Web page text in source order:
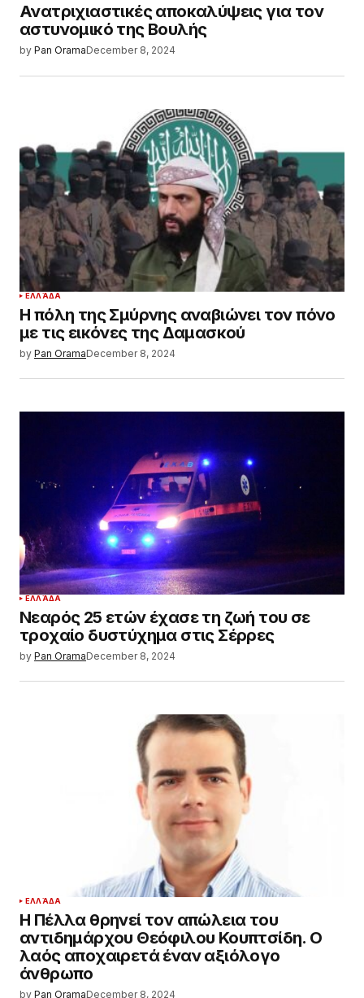
Ανατριχιαστικές αποκαλύψεις για τον
αστυνομικό της Βουλής
by Pan OramaDecember 8, 2024
ΕΛΛΆΔΑ
Η πόλη της Σμύρνης αναβιώνει τον πόνο
με τις εικόνες της Δαμασκού
by Pan OramaDecember 8, 2024
ΕΛΛΆΔΑ
Νεαρός 25 ετών έχασε τη ζωή του σε
τροχαίο δυστύχημα στις Σέρρες
by Pan OramaDecember 8, 2024
ΕΛΛΆΔΑ
Η Πέλλα θρηνεί τον απώλεια του
αντιδημάρχου Θεόφιλου Κουπτσίδη. Ο
λαός αποχαιρετά έναν αξιόλογο
άνθρωπο
by Pan OramaDecember 8, 2024